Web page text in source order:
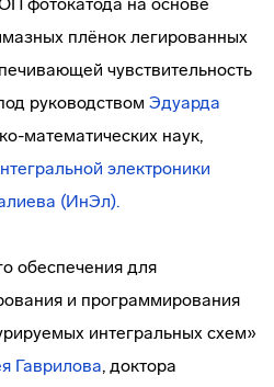
плёнок легированных
чувствительность
руководством Эдуарда
математических наук,
электроники
(ИнЭл).
обеспечения для
и программирования
интегральных схем»
Гаврилова, доктора